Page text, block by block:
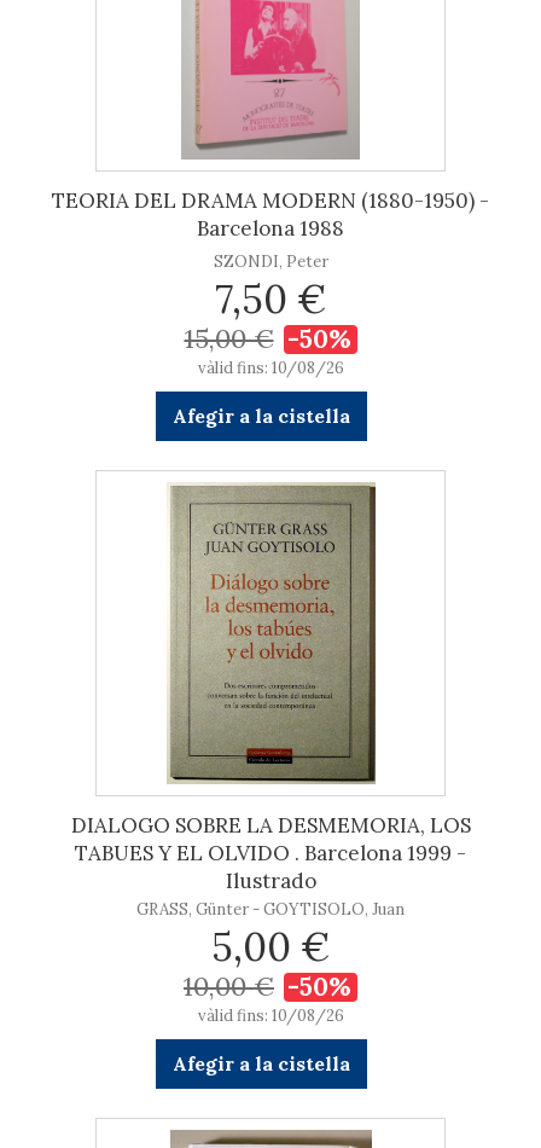
TEORIA DEL DRAMA MODERN (1880-1950) -
Barcelona 1988
SZONDI, Peter
7,50 €
15,00 € -50%
vàlid fins: 10/08/26
Afegir a la cistella
DIALOGO SOBRE LA DESMEMORIA, LOS
TABUES Y EL OLVIDO . Barcelona 1999 -
Ilustrado
GRASS, Günter - GOYTISOLO, Juan
5,00 €
10,00 € -50%
vàlid fins: 10/08/26
Afegir a la cistella